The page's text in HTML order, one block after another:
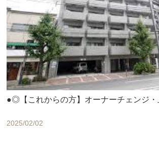
●◎【これからの方】オーナーチェンジ・
2025/02/02